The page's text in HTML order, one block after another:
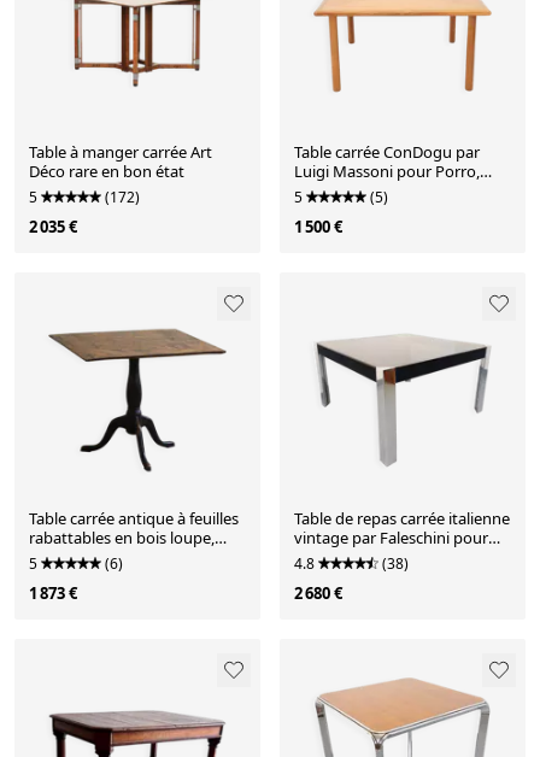
Table à manger carrée Art
Déco rare en bon état
5 (172)
2 035 €
Table carrée ConDogu par
Luigi Massoni pour Porro,
années 1970
5 (5)
1 500 €
Table carrée antique à feuilles
rabattables en bois loupe,
fabriquée à la main en Suède,
XIXe siècle
5 (6)
1 873 €
Table de repas carrée italienne
vintage par Faleschini pour
Mariani verre
4.8 (38)
2 680 €